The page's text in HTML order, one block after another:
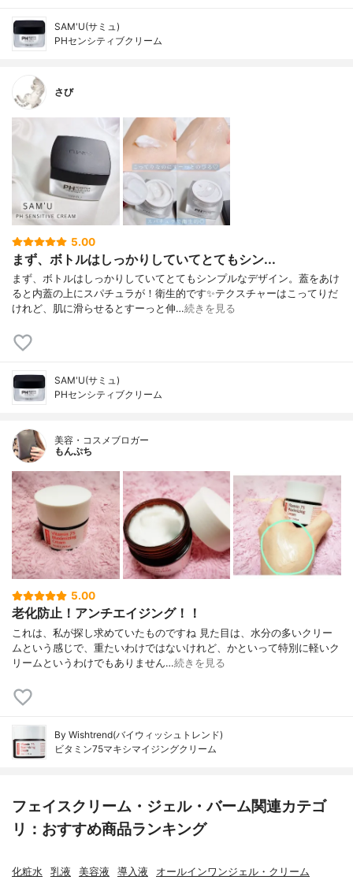
SAM'U(サミュ)
PHセンシティブクリーム
さび
5.00
まず、ボトルはしっかりしていてとてもシン...
まず、ボトルはしっかりしていてとてもシンプルなデザイン。蓋をあけ
ると内蓋の上にスパチュラが！衛生的です✨テクスチャーはこってりだ
けれど、肌に滑らせるとすーっと伸…続きを見る
SAM'U(サミュ)
PHセンシティブクリーム
美容・コスメブロガー
もんぷち
5.00
老化防止！アンチエイジング！！
これは、私が探し求めていたものですね 見た目は、水分の多いクリー
ムという感じで、重たいわけではないけれど、かといって特別に軽いク
リームというわけでもありません…続きを見る
By Wishtrend(バイウィッシュトレンド)
ビタミン75マキシマイジングクリーム
フェイスクリーム・ジェル・バーム関連カテゴ
リ：おすすめ商品ランキング
化粧水 乳液 美容液 導入液 オールインワンジェル・クリーム